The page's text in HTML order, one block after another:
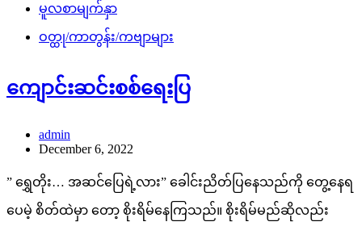
မူလစာမျက်နှာ
ဝတ္ထု/ကာတွန်း/ကဗျာများ
ကျောင်းဆင်းစစ်ရေးပြ
admin
December 6, 2022
” ရွှေတိုး… အဆင်ပြေရဲ့လား” ခေါင်းညိတ်ပြနေသည်ကို တွေ့နေရ
ပေမဲ့ စိတ်ထဲမှာ တော့ စိုးရိမ်နေကြသည်။ စိုးရိမ်မည်ဆိုလည်း